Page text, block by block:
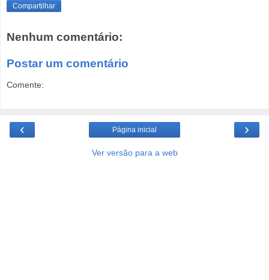
Compartilhar
Nenhum comentário:
Postar um comentário
Comente:
‹ ›
Página inicial
Ver versão para a web